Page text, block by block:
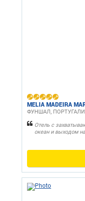
MELIA MADEIRA
ФУНШАЛ,
Отель с
океан и выходом